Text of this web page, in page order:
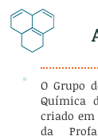
O Grupo
Química
criado em
da